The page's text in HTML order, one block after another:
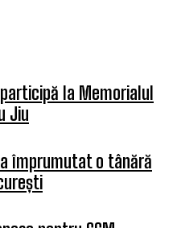
la Memorialul
Jiu
împrumutat o tânără